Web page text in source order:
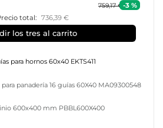
759,17 € -3 %
total: 736,39 €
los tres al carrito
para hornos 60x40 EKTS411
panadería 16 guías 60X40 MA09300548
600x400 mm PBBL600X400